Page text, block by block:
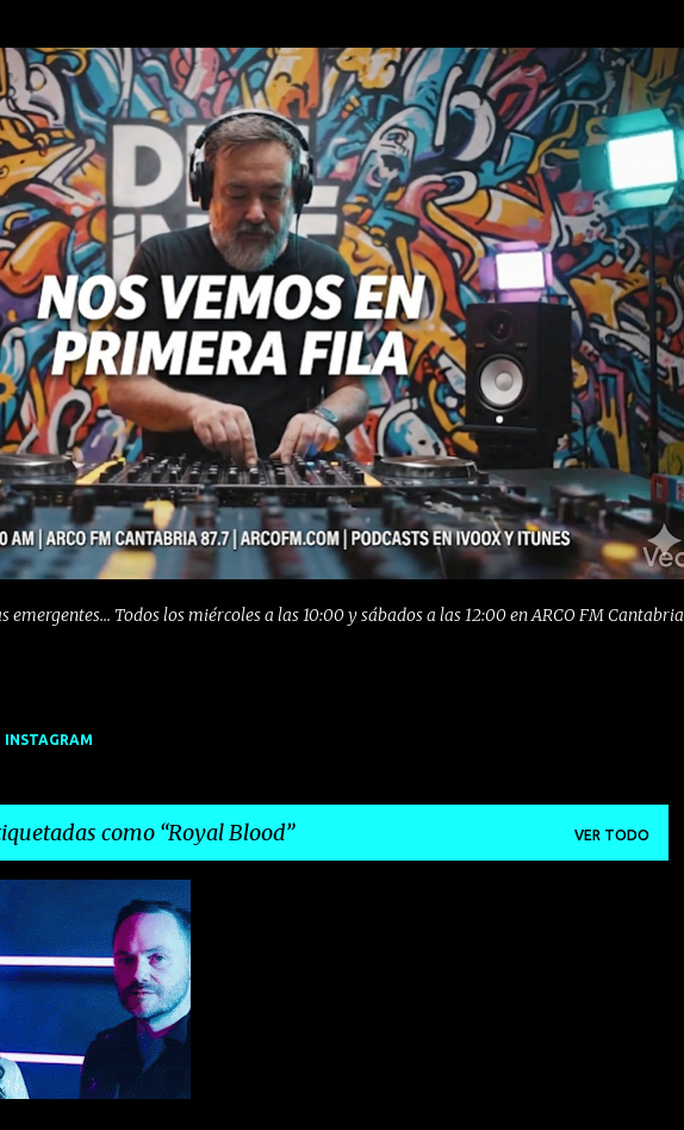
emergentes... Todos los miércoles a las 10:00 y sábados a las 12:00 en ARCO FM Cantabria
INSTAGRAM
como Royal Blood VER TODO
SUMMER +5